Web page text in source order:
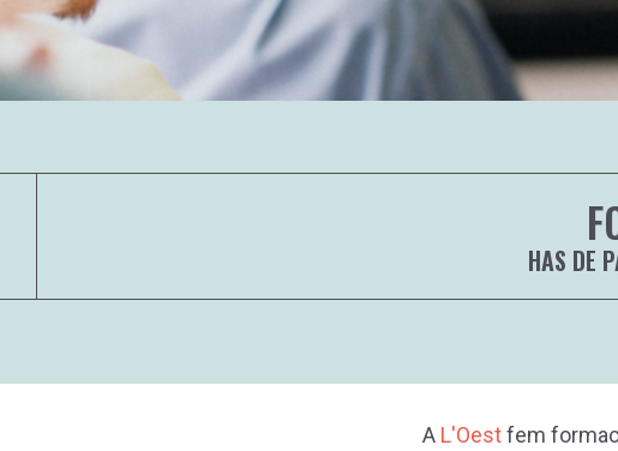
HAS DE
A L'Oestfem